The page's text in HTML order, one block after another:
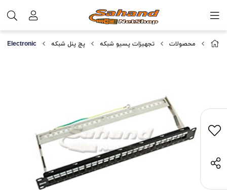
محصولات تجهیزات پسیو شبکه پچ پنل شبکه